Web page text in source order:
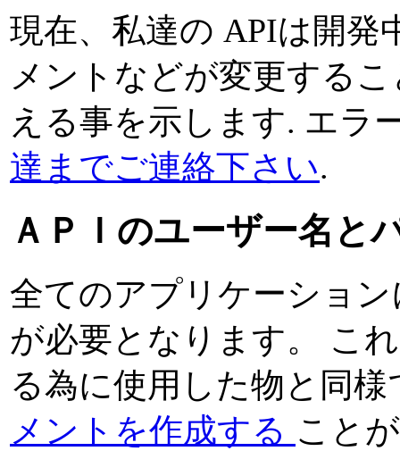
現在、私達の APIは開発
メントなどが変更する
える事を示します. エラ
達までご連絡下さい.
ＡＰＩのユーザー名と
全てのアプリケーショ
が必要となります。 こ
る為に使用した物と同
メントを作成する こと